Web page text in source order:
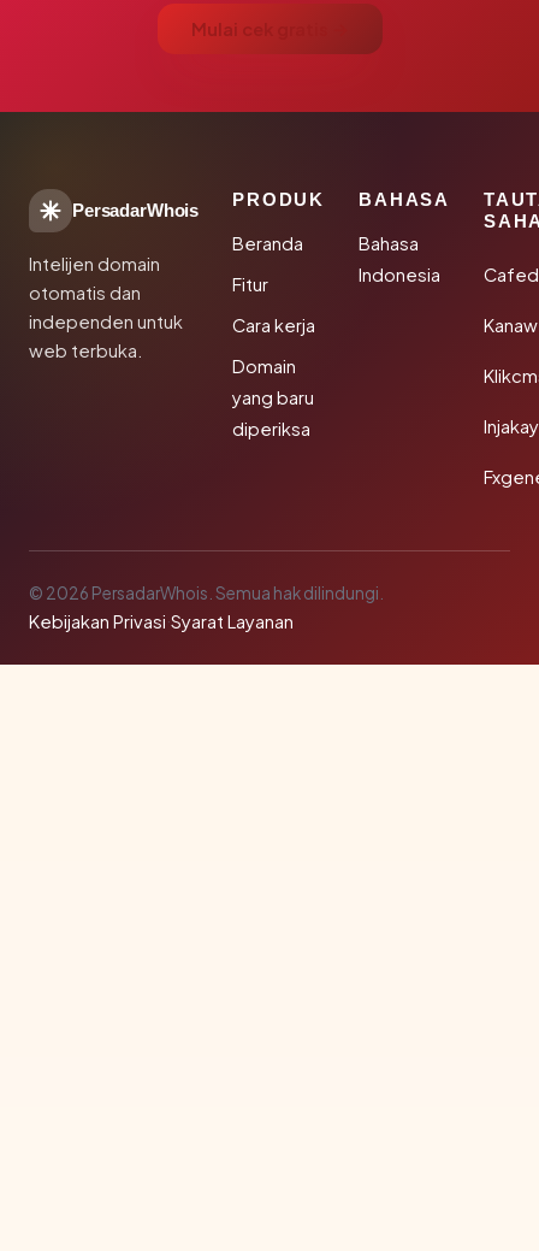
Mulai cek gratis →
PersadarWhois
Intelijen domain
otomatis dan
independen untuk
web terbuka.
PRODUK
Beranda
Fitur
Cara kerja
Domain
yang baru
diperiksa
BAHASA
Bahasa
Indonesia
© 2026 PersadarWhois. Semua hak dilindungi.
Kebijakan Privasi·Syarat Layanan